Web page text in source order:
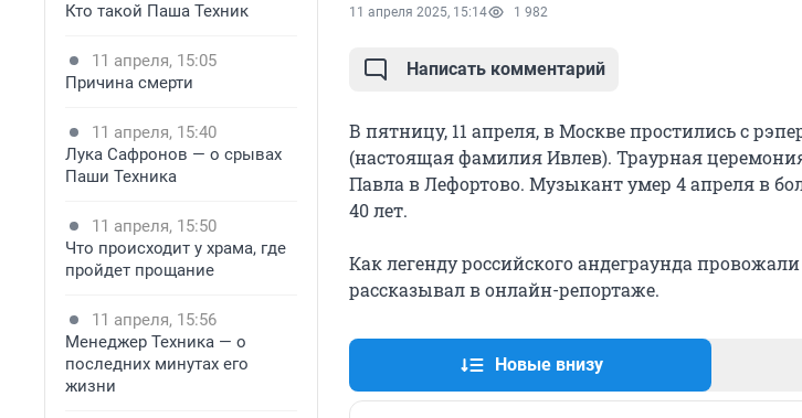
Кто такой Паша Техник
11 апреля, 15:05
Причина смерти
11 апреля, 15:40
Лука Сафронов — о срывах
Паши Техника
11 апреля, 15:50
Что происходит у храма, где
пройдет прощание
11 апреля, 15:56
Менеджер Техника — о
последних минутах его
жизни
11 апреля 2025, 15:14 1 982
Написать комментарий
В пятницу, 11 апреля, в Москве простились с
(настоящая фамилия Ивлев). Траурная
Павла в Лефортово. Музыкант умер 4 апреля в
40 лет.
Как легенду российского андеграунда
рассказывал в онлайн-репортаже.
Новые внизу